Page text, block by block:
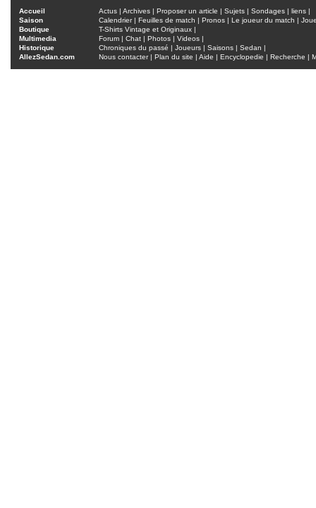
Accueil Actus | Archives | Proposer un article | Sujets | Sondages | liens |
Saison
Calendrier| Feuilles de match | Pronos | Le joueur du match |
Boutique
T-Shirts Vintage et Originaux |
Multimedia
Forum | Chat | Photos | Videos |
Historique
Chroniques du passé | Joueurs | Saisons | Sedan |
AllezSedan.com
Nous contacter| Plan du site | Aide | Encyclopedie | Recherche |